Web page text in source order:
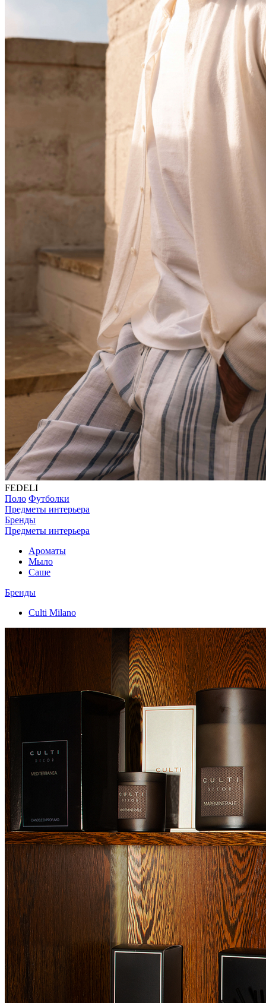
FEDELI
Поло Футболки
Предметы интерьера
Бренды
Предметы интерьера
Ароматы
Мыло
Саше
Бренды
Culti Milano